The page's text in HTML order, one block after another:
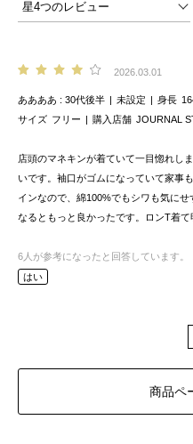
2026.03.01
ああああ 30代後半 未設定 身長
サイズ フリー 購入店舗 JOURNAL
店頭のマネキンが着ていて一目惚れし
いです。袖口がゴムになっていて家事
インなので、綿100%でもシワも気に
なるともっと良かったです。ロンT着て
6 人が参考になったと回答しています。
はい
商品ペ